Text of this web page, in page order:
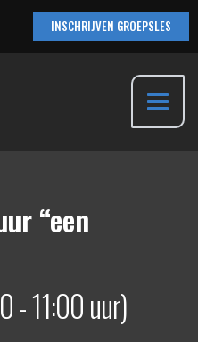
INSCHRIJVEN GROEPSLES
Main
“een
- 11:00 uur)